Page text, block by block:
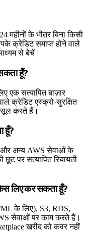
महीनों के भीतर बिना किसी
क्रेडिट समाप्त होने वाले
से बेचें।
हूँ?
एक सत्यापित बाज़ार
क्रेडिट एस्क्रो-सुरक्षित
करते हैं।
हूँ?
और अन्य AWS सेवाओं के
पर सत्यापित रियायती
लिए कर सकता हूँ?
के लिए), S3, RDS,
सेवाओं पर काम करते हैं।
खरीद को कवर नहीं